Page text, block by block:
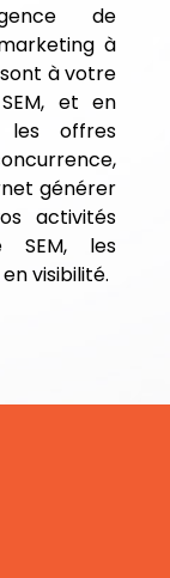
de
à
à votre
et en
les offres
générer
activités
SEM, les
visibilité.